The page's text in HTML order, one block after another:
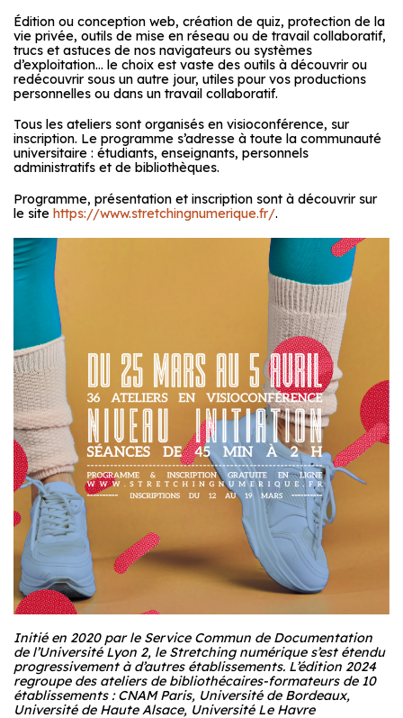
Édition ou conception web, création de quiz, protection de la
vie privée, outils de mise en réseau ou de travail collaboratif,
trucs et astuces de nos navigateurs ou systèmes
d’exploitation… le choix est vaste des outils à découvrir ou
redécouvrir sous un autre jour, utiles pour vos productions
personnelles ou dans un travail collaboratif.
Tous les ateliers sont organisés en visioconférence, sur
inscription. Le programme s’adresse à toute la communauté
universitaire : étudiants, enseignants, personnels
administratifs et de bibliothèques.
Programme, présentation et inscription sont à découvrir sur
le site https://www.stretchingnumerique.fr/.
Initié en 2020 par le Service Commun de Documentation
de l’Université Lyon 2, le Stretching numérique s’est étendu
progressivement à d’autres établissements. L’édition 2024
regroupe des ateliers de bibliothécaires-formateurs de 10
établissements : CNAM Paris, Université de Bordeaux,
Université de Haute Alsace, Université Le Havre